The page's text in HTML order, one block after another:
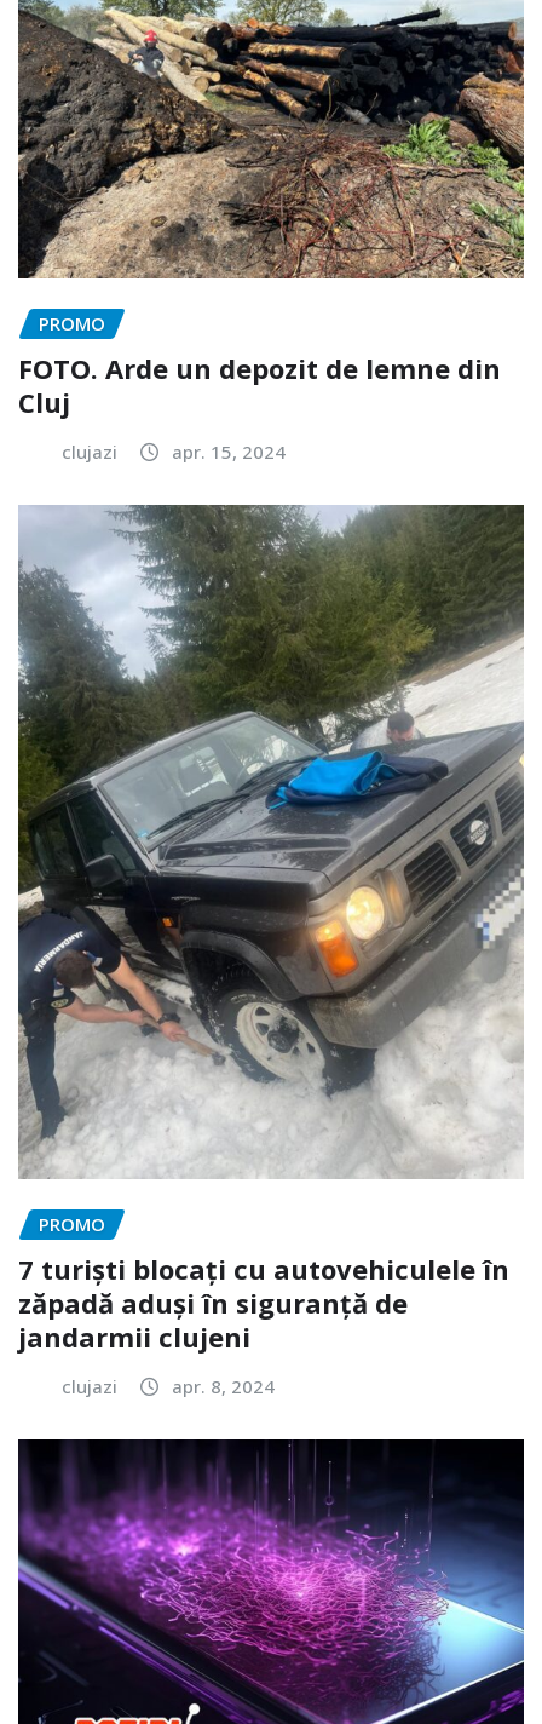
PROMO
FOTO. Arde un depozit de lemne din
Cluj
clujazi apr. 15, 2024
PROMO
7 turiști blocați cu autovehiculele în
zăpadă aduși în siguranță de
jandarmii clujeni
clujazi apr. 8, 2024